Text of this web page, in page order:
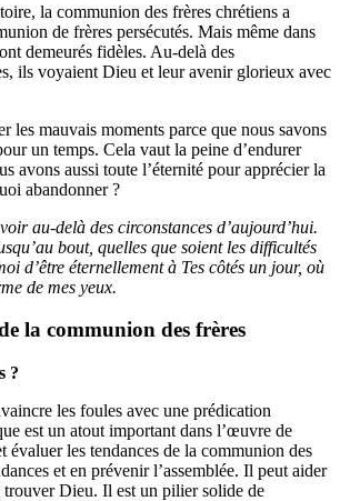
la communion des frères chrétiens a
de frères persécutés. Mais même dans
demeurés fidèles. Au-delà des
ils voyaient Dieu et leur avenir glorieux avec
les mauvais moments parce que nous savons
un temps. Cela vaut la peine d’endurer
avons aussi toute l’éternité pour apprécier la
abandonner ?
au-delà des circonstances d’aujourd’hui.
bout, quelles que soient les difficultés
d’être éternellement à Tes côtés un jour, où
de mes yeux.
la communion des frères
?
les foules avec une prédication
est un atout important dans l’œuvre de
évaluer les tendances de la communion des
et en prévenir l’assemblée. Il peut aider
trouver Dieu. Il est un pilier solide de